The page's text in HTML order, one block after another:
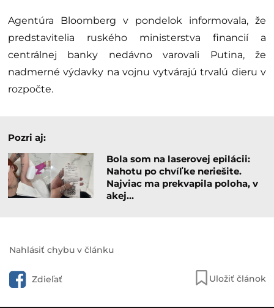
Agentúra Bloomberg v pondelok informovala, že
predstavitelia ruského ministerstva financií a
centrálnej banky nedávno varovali Putina, že
nadmerné výdavky na vojnu vytvárajú trvalú dieru v
rozpočte.
Pozri aj:
Bola som na laserovej epilácii:
Nahotu po chvíľke neriešite.
Najviac ma prekvapila poloha, v
akej…
Nahlásiť chybu v článku
Zdieľať Uložiť článok